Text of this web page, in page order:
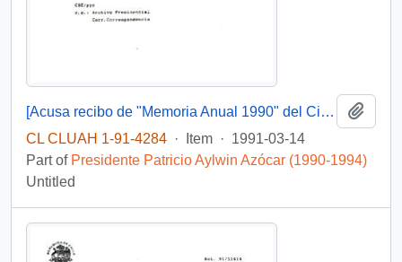
[Acusa recibo de "Memoria Anual 1990" del Circulo de Damas de la Policia de Investigaciones]
CL CLUAH 1-91-4284 · Item · 1991-03-14
Part of Presidente Patricio Aylwin Azócar (1990-1994)
Untitled